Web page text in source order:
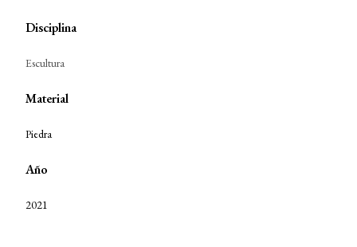
Disciplina
Escultura
Material
Piedra
Año
2021